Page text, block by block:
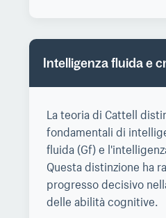
Intelligenza fluida e
La teoria di Cattell
fondamentali di
fluida (Gf) e
Questa distinzione ha
progresso decisivo
delle abilità cognitive.